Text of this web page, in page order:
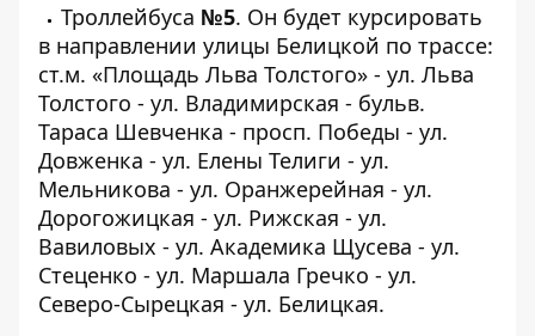
Троллейбуса №5. Он будет курсировать
в направлении улицы Белицкой по трассе:
ст.м. «Площадь Льва Толстого» - ул. Льва
Толстого - ул. Владимирская - бульв.
Тараса Шевченка - просп. Победы - ул.
Довженка - ул. Елены Телиги - ул.
Мельникова - ул. Оранжерейная - ул.
Дорогожицкая - ул. Рижская - ул.
Вавиловых - ул. Академика Щусева - ул.
Стеценко - ул. Маршала Гречко - ул.
Северо-Сырецкая - ул. Белицкая.